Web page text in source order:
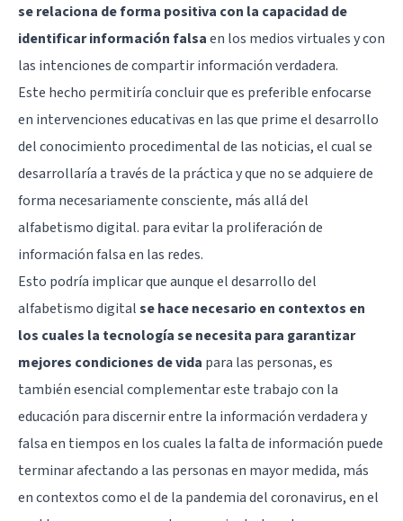
se relaciona de forma positiva con la capacidad de
identificar información falsaen los medios virtuales y con
las intenciones de compartir información verdadera.
Este hecho permitiría concluir que es preferible enfocarse
en intervenciones educativas en las que prime el desarrollo
del conocimiento procedimental de las noticias, el cual se
desarrollaría a través de la práctica y que no se adquiere de
forma necesariamente consciente, más allá del
alfabetismo digital. para evitar la proliferación de
información falsa en las redes.
Esto podría implicar que aunque el desarrollo del
alfabetismo digitalse hace necesario en contextos en
los cuales la tecnología se necesita para garantizar
mejores condiciones de vida para las personas, es
también esencial complementar este trabajo con la
educación para discernir entre la información verdadera y
falsa en tiempos en los cuales la falta de información puede
terminar afectando a las personas en mayor medida, más
en contextos como el de la pandemia del coronavirus, en el